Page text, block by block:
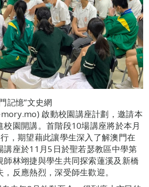
記憶”文史網
啟動校園講座計劃，邀請本
校園開講。首階段10場講座將於本月
，期望藉此讓學生深入了解澳門在
講座於11月5日於聖若瑟教區中學第
師林翊捷與學生共同探索蓮溪及新橋
反應熱烈，深受師生歡迎。